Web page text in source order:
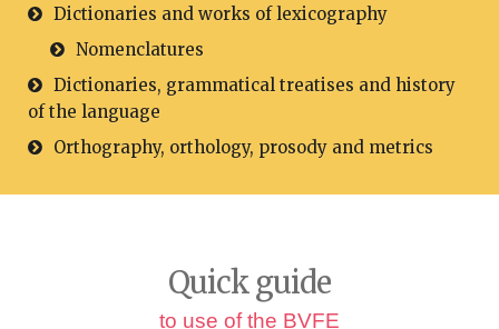
Dictionaries and works of lexicography
Nomenclatures
Dictionaries, grammatical treatises and history
of the language
Orthography, orthology, prosody and metrics
Quick guide
to use of the BVFE